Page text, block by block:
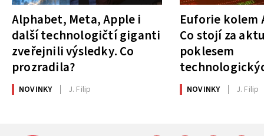
Alphabet, Meta, Apple i
další technologičtí giganti
zveřejnili výsledky. Co
prozradila?
NOVINKY J. Filip
Euforie kolem
Co stojí za
poklesem
NOVINKY J. Filip